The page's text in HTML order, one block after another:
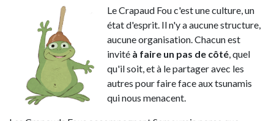
Le Crapaud Fou c'est une culture, un
état d'esprit. Il n'y a aucune structure,
aucune organisation. Chacun est
invité à faire un pas de côté , quel
qu'il soit, et à le partager avec les
autres pour faire face aux tsunamis
qui nous menacent.